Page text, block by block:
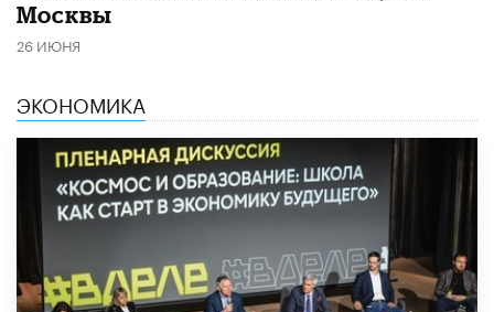
Москвы
26 ИЮНЯ
ЭКОНОМИКА